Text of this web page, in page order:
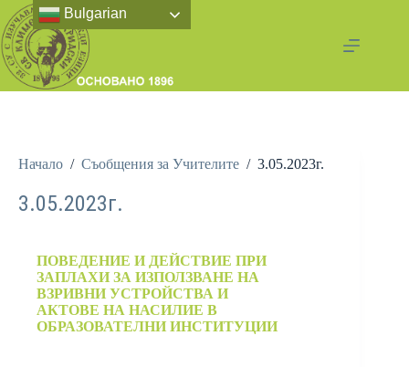
Начало / Съобщения за Учителите / 3.05.2023г.
3.05.2023г.
ПОВЕДЕНИЕ И ДЕЙСТВИЕ ПРИ
ЗАПЛАХИ ЗА ИЗПОЛЗВАНЕ НА
ВЗРИВНИ УСТРОЙСТВА И
АКТОВЕ НА НАСИЛИЕ В
ОБРАЗОВАТЕЛНИ ИНСТИТУЦИИ
Bulgarian